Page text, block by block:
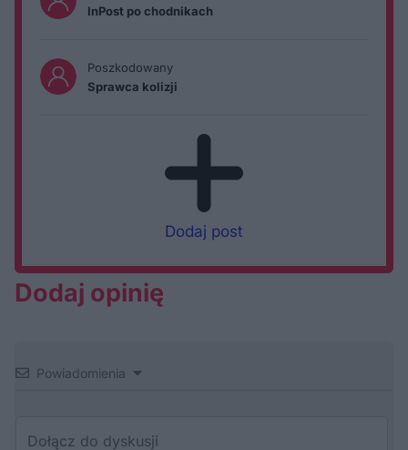
InPost po chodnikach
Poszkodowany
Sprawca kolizji
Dodaj post
Dodaj opinię
Powiadomienia